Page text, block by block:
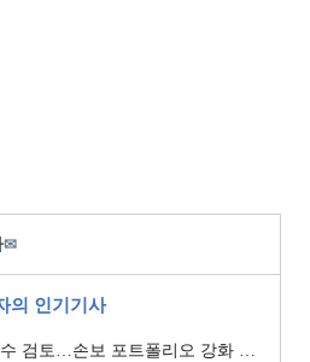
✉
의 인기기사
포트폴리오 강화 승부수 [보험사 M&A 지형도]